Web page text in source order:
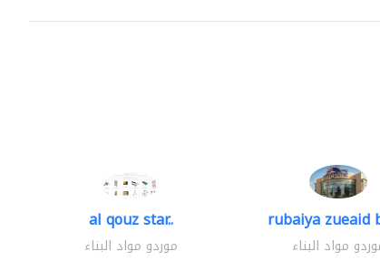
al qouz star..
موردو مواد البناء
rubaiya zueaid
مواد البناء